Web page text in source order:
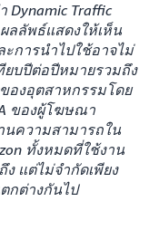
Dynamic Traffic
ลลัพธ์แสดงให้เห็น
การนำไปใช้อาจไม่
ยบปีต่อปีหมายรวมถึง
องอุตสาหกรรมโดย
ของผู้โฆษณา
นความสามารถใน
ทั้งหมดที่ใช้งาน
แต่ไม่จำกัดเพียง
กต่างกันไป